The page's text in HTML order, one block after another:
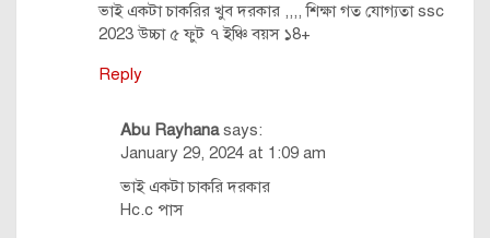
ভাই একটা চাকরির খুব দরকার ,,,, শিক্ষা গত যোগ্যতা ssc
2023 উচ্চা ৫ ফুট ৭ ইঞ্চি বয়স ১8+
Reply
Abu Rayhana says:
January 29, 2024 at 1:09 am
ভাই একটা চাকরি দরকার
Hc.c পাস